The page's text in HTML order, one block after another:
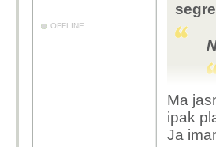
OFFLINE
Ma
ipak
Ja